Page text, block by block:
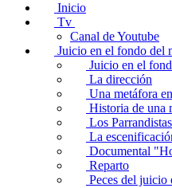
Inicio
Tv
Canal de Youtube
Juicio en el fondo del
Juicio en el
La dirección
Una metáfora
Historia de una
Los Parrandistas
La
Documental
Reparto
Peces del